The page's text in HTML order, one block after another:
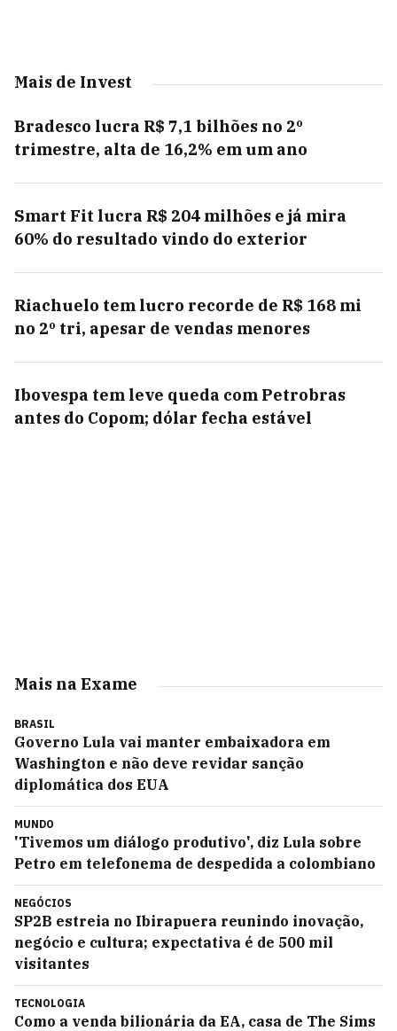
Mais de Invest
Bradesco lucra R$ 7,1 bilhões no 2º
trimestre, alta de 16,2% em um ano
Smart Fit lucra R$ 204 milhões e já mira
60% do resultado vindo do exterior
Riachuelo tem lucro recorde de R$ 168 mi
no 2º tri, apesar de vendas menores
Ibovespa tem leve queda com Petrobras
antes do Copom; dólar fecha estável
Mais na Exame
BRASIL
Governo Lula vai manter embaixadora em
Washington e não deve revidar sanção
diplomática dos EUA
MUNDO
'Tivemos um diálogo produtivo', diz Lula sobre
Petro em telefonema de despedida a colombiano
NEGÓCIOS
SP2B estreia no Ibirapuera reunindo inovação,
negócio e cultura; expectativa é de 500 mil
visitantes
TECNOLOGIA
Como a venda bilionária da EA, casa de The Sims